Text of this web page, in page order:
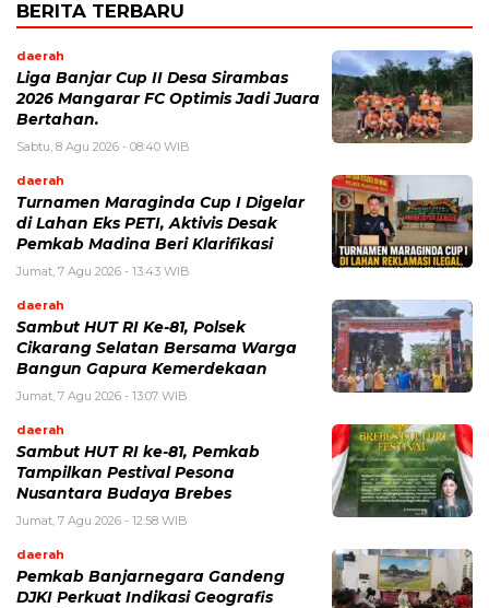
BERITA TERBARU
daerah
Liga Banjar Cup II Desa Sirambas
2026 Mangarar FC Optimis Jadi Juara
Bertahan.
Sabtu, 8 Agu 2026 - 08:40 WIB
daerah
Turnamen Maraginda Cup I Digelar
di Lahan Eks PETI, Aktivis Desak
Pemkab Madina Beri Klarifikasi
Jumat, 7 Agu 2026 - 13:43 WIB
daerah
Sambut HUT RI Ke-81, Polsek
Cikarang Selatan Bersama Warga
Bangun Gapura Kemerdekaan
Jumat, 7 Agu 2026 - 13:07 WIB
daerah
Sambut HUT RI ke-81, Pemkab
Tampilkan Pestival Pesona
Nusantara Budaya Brebes
Jumat, 7 Agu 2026 - 12:58 WIB
daerah
Pemkab Banjarnegara Gandeng
DJKI Perkuat Indikasi Geografis